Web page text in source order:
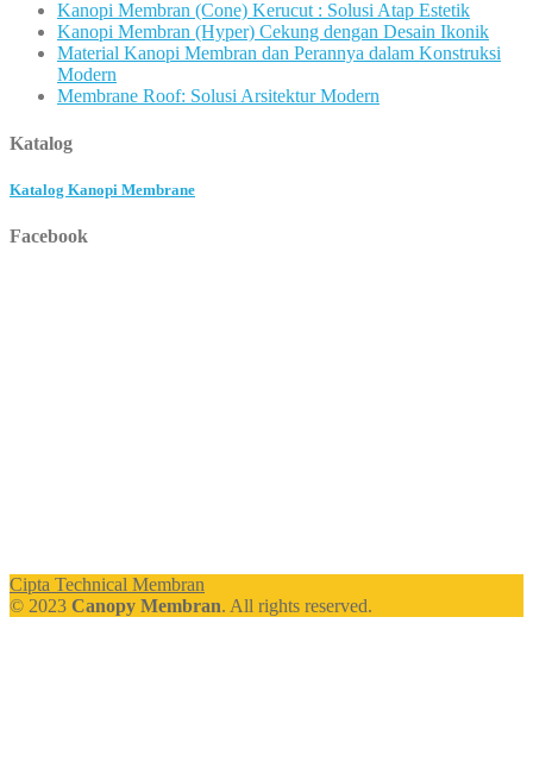
Kanopi Membran (Cone) Kerucut : Solusi Atap Estetik
Kanopi Membran (Hyper) Cekung dengan Desain Ikonik
Material Kanopi Membran dan Perannya dalam Konstruksi
Modern
Membrane Roof: Solusi Arsitektur Modern
Katalog
Katalog Kanopi Membrane
Facebook
Cipta Technical Membran
© 2023 Canopy Membran. All rights reserved.